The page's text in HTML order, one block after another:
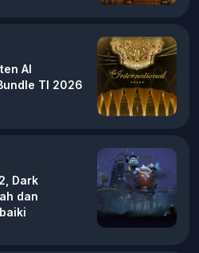
AI
TI 2026
Dark
dan